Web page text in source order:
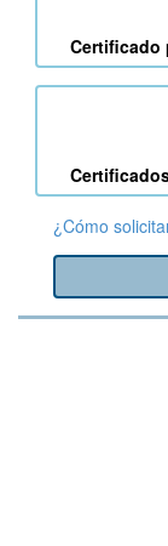
Certificado
¿Cómo